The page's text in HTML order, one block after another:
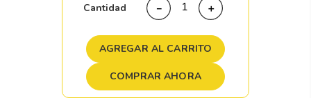
Cantidad ＋
－
AGREGAR AL CARRITO
COMPRAR AHORA